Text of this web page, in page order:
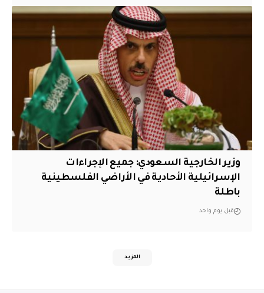
وزير الخارجية السعودي: جميع الإجراءات
الإسرائيلية الأحادية في الأراضي الفلسطينية
باطلة
قبل يوم واحد
المزيد